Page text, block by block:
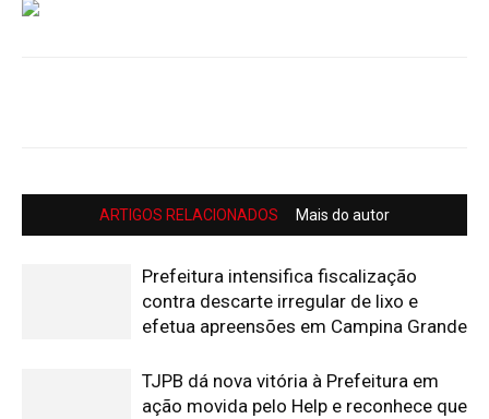
ARTIGOS RELACIONADOS Mais do autor
Prefeitura intensifica fiscalização
contra descarte irregular de lixo e
efetua apreensões em Campina Grande
TJPB dá nova vitória à Prefeitura em
ação movida pelo Help e reconhece que